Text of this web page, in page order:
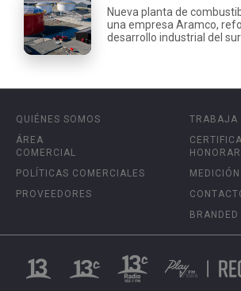
Nueva planta de
una empresa Aramco,
desarrollo industrial del
QUIÉNES SOMOS
ÁREA
COMERCIAL
POLÍTICAS COMERCIALES
PROVEEDORES
TRABAJA